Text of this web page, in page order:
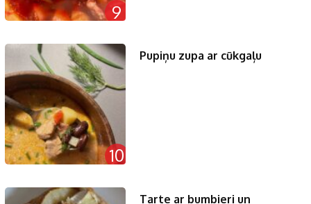
9
10
Pupiņu zupa ar cūkgaļu
Tarte ar bumbieri un